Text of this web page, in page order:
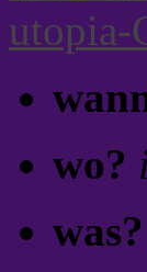
wo?
was?